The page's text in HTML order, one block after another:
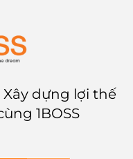
dựng lợi thế
1BOSS